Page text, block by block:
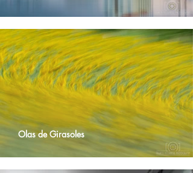
Olas de Girasoles